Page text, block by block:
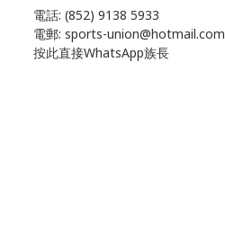
電話: (852) 9138 5933
電郵: sports-union@hotmail.com
按此直接WhatsApp族長